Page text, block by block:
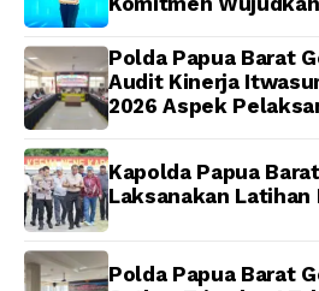
Dijadwalkan Kamis
Polda Papua Barat
Audit Kinerja
2026 Aspek
Kapolda Papua
Laksanakan Latihan
Polda Papua Barat